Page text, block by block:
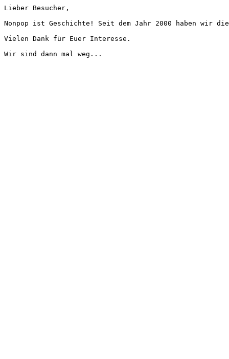
Lieber Besucher,
Nonpop ist Geschichte! Seit dem Jahr 2000 haben wir
Vielen Dank für Euer Interesse.
Wir sind dann mal weg...